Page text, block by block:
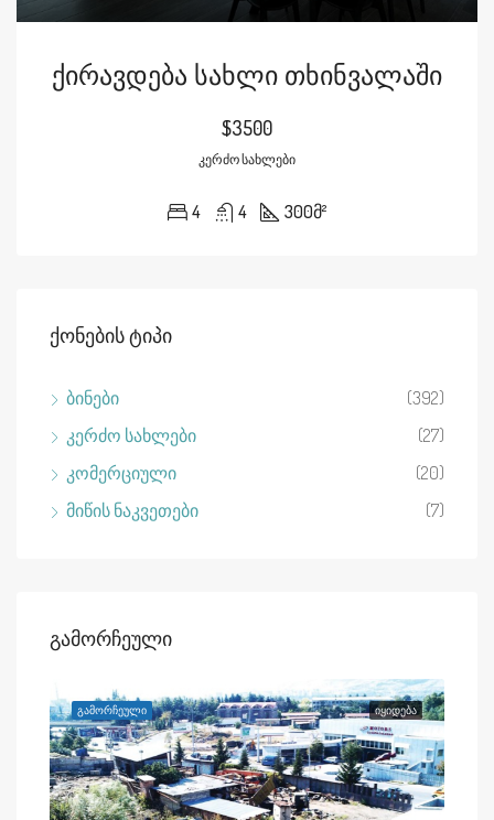
Ქირავდება Სახლი Თხინვალაში
$3500
ᲙᲔᲠᲫᲝ ᲡᲐᲮᲚᲔᲑᲘ
4 4 300მ²
Ქონების Ტიპი
ბინები
(392)
კერძო სახლები
(27)
კომერციული
(20)
მიწის ნაკვეთები
(7)
Გამორჩეული
ᲘᲧᲘᲓᲔᲑᲐ
ᲒᲐᲛᲝᲠᲩᲔᲣᲚᲘ